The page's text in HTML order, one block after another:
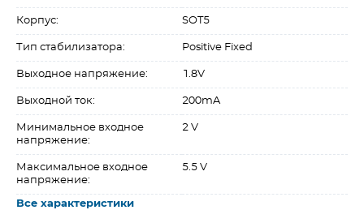
Корпус: SOT5
Тип стабилизатора: Positive Fixed
Выходное напряжение: 1.8V
Выходной ток: 200mA
Минимальное входное
напряжение:
2 V
Максимальное входное
напряжение:
5.5 V
Все характеристики